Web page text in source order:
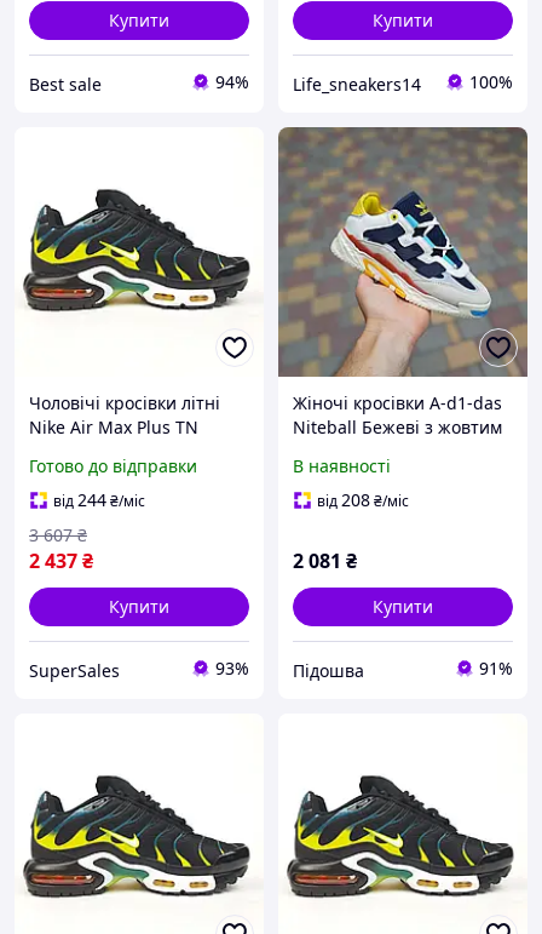
Купити
Best sale 94%
Купити
Life_sneakers14 100%
Чоловічі кросівки літні
Nike Air Max Plus TN
41 брендові
Готово до відправки
від244₴/міс
2 437₴
3 607 ₴
Купити
SuperSales 93%
Жіночі кросівки A-d1-das
Niteball Бежеві з жовтим
В наявності
від208₴/міс
2 081 ₴
Купити
Підошва 91%